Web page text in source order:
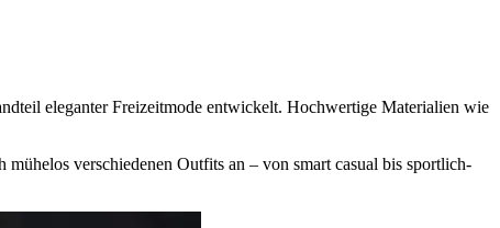
eleganter Freizeitmode entwickelt. Hochwertige Materialien wie
verschiedenen Outfits an – von smart casual bis sportlich-